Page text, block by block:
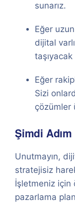
sunarız.
Eğer
dijital
Eğer
Sizi
çözümler
Şimdi
Unutmayın,
stratejisiz
İşletmeniz için
pazarlama